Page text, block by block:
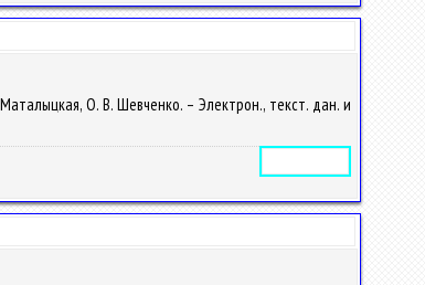
О. В. Шевченко. – Электрон., текст. дан. и